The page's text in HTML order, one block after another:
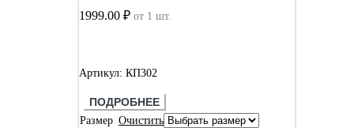
1999.00 ₽ от 1 шт.
Артикул: КП302
ПОДРОБНЕЕ
Размер Очистить